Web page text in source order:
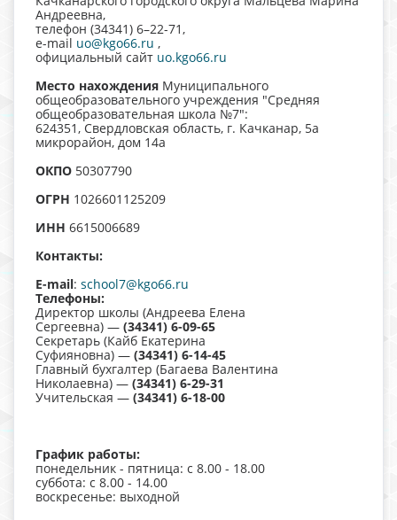
Андреевна,
телефон (34341) 6–22-71,
e-mail uo@kgo66.ru ,
официальный сайт uo.kgo66.ru
Место нахождения Муниципального
общеобразовательного учреждения "Средняя
общеобразовательная школа №7":
624351, Свердловская область, г. Качканар, 5а
микрорайон, дом 14а
ОКПО 50307790
ОГРН 1026601125209
ИНН 6615006689
Контакты:
E-mail: school7@kgo66.ru
Телефоны:
Директор школы (Андреева Елена
Сергеевна) — (34341) 6-09-65
Секретарь (Кайб Екатерина
Суфияновна) — (34341) 6-14-45
Главный бухгалтер (Багаева Валентина
Николаевна) — (34341) 6-29-31
Учительская — (34341) 6-18-00
График работы:
понедельник - пятница: с 8.00 - 18.00
суббота: с 8.00 - 14.00
воскресенье: выходной